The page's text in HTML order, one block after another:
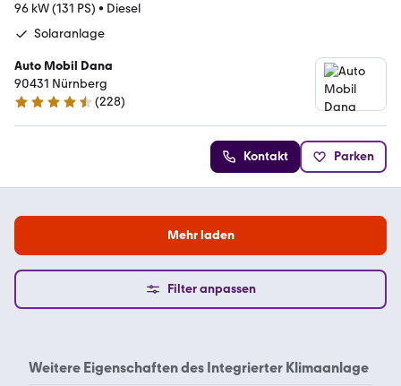
96 kW (131 PS) • Diesel
Solaranlage
Auto Mobil Dana
90431 Nürnberg
4.7 Sterne
(228)
Kontakt Parken
Mehr laden
Filter anpassen
Weitere Eigenschaften des Integrierter Klimaanlage